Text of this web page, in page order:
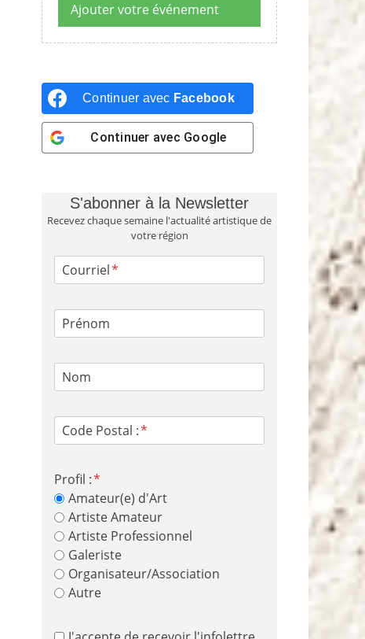
Ajouter votre événement
Continuer avec Facebook
Continuer avec Google
S'abonner à la Newsletter
Recevez chaque semaine l'actualité artistique de
votre région
Courriel
Prénom
Nom
Code Postal :
Profil :
Amateur(e) d'Art
Artiste Amateur
Artiste Professionnel
Galeriste
Organisateur/Association
Autre